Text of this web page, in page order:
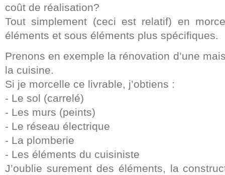
coût de réalisation?
Tout simplement (ceci est relatif) en
éléments et sous éléments plus spécifiques.
Prenons en exemple la rénovation d’une
la cuisine.
Si je morcelle ce livrable, j’obtiens :
- Le sol (carrelé)
- Les murs (peints)
- Le réseau électrique
- La plomberie
- Les éléments du cuisiniste
J’oublie surement des éléments, la